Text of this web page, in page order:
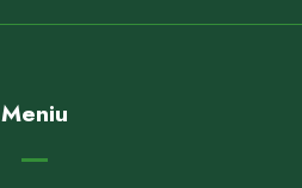
Meniu